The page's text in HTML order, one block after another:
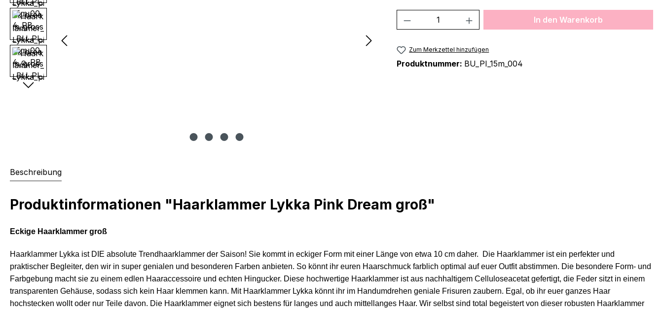
Produkt Anzahl: Gib den gewünschten Wert
In den Warenkorb
Zum Merkzettel hinzufügen
Produktnummer: BU_PI_15m_004
Beschreibung
Produktinformationen "Haarklammer Lykka Pink Dream groß"
Eckige Haarklammer groß
Haarklammer Lykka ist DIE absolute Trendhaarklammer der Saison! Sie kommt in eckiger Form mit einer Länge von etwa 10 cm daher. Die Haarklammer ist ein perfekter und
praktischer Begleiter, den wir in super genialen und besonderen Farben anbieten. So könnt ihr euren Haarschmuck farblich optimal auf euer Outfit abstimmen. Die besondere Form- und
Farbgebung macht sie zu einem edlen Haaraccessoire und echten Hingucker. Diese hochwertige Haarklammer ist aus nachhaltigem Celluloseacetat gefertigt, die Feder sitzt in einem
transparenten Gehäuse, sodass sich kein Haar klemmen kann. Mit Haarklammer Lykka könnt ihr im Handumdrehen geniale Frisuren zaubern. Egal, ob ihr euer ganzes Haar
hochstecken wollt oder nur Teile davon. Die Haarklammer eignet sich bestens für langes und auch mittellanges Haar. Wir selbst sind total begeistert von dieser robusten Haarklammer